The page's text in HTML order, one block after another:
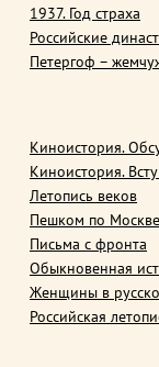
1937. Год страха
Российские
Петергоф –
Киноистория.
Киноистория.
Летопись веков
Пешком по Москве
Письма с фронта
Обыкновенная
Женщины в
Российская